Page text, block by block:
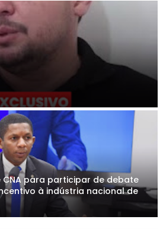
CNA para participar de debate
à indústria nacional de